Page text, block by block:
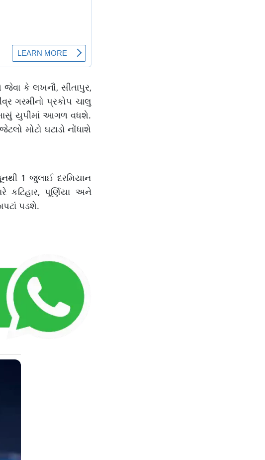
કે લખનૌ, સીતાપુર,
ગરમીનો પ્રકોપ ચાલુ
યુપીમાં આગળ વધશે.
મોટો ઘટાડો નોંધાશે
1 જુલાઈ દરમિયાન
કટિહાર, પૂર્ણિયા અને
પડશે.